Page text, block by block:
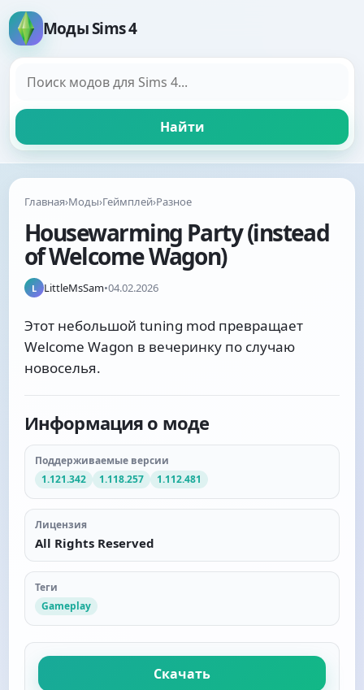
Моды Sims 4
Найти
Главная›Моды›Геймплей›Разное
Housewarming Party (instead
of Welcome Wagon)
L LittleMsSam•04.02.2026
Этот небольшой tuning mod превращает
Welcome Wagon в вечеринку по случаю
новоселья.
Информация о моде
Поддерживаемые версии
1.121.342
1.118.257 1.112.481
Лицензия
All Rights Reserved
Теги
Gameplay
Скачать